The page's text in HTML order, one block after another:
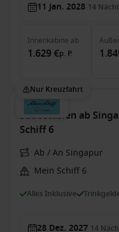
11 Jan. 2028 14
Innenkabine ab
1.629 €p. P.
Nur Kreuzfahrt
Südostasien ab
Schiff 6
Ab / An Singapur
Mein Schiff 6
Alles Inklusive
28 Dez. 2027 14